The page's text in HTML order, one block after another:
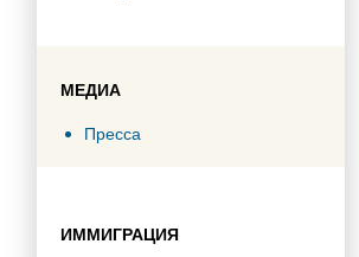
МЕДИА
Пресса
ИММИГРАЦИЯ